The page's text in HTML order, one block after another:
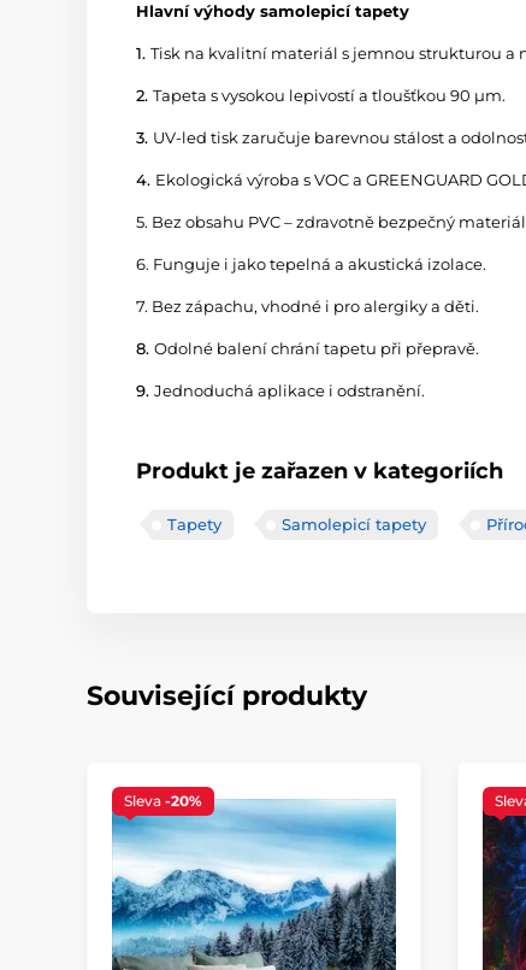
Hlavní výhody samolepicí tapety
1. Tisk na kvalitní materiál s jemnou strukturou a
2. Tapeta s vysokou lepivostí a tloušťkou 90 µm.
3. UV-led tisk zaručuje barevnou stálost a
4. Ekologická výroba s VOC a GREENGUARD
5. Bez obsahu PVC – zdravotně bezpečný
6. Funguje i jako tepelná a akustická izolace.
7. Bez zápachu, vhodné i pro alergiky a děti.
8. Odolné balení chrání tapetu při přepravě.
9. Jednoduchá aplikace i odstranění.
Produkt je zařazen v kategoriích
Tapety Samolepicí tapety
Související produkty
Sleva -20%